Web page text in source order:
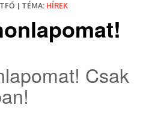
| TÉMA: HÍREK
Csak